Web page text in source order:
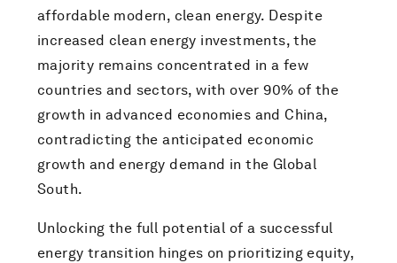
affordable modern, clean energy. Despite
increased clean energy investments, the
majority remains concentrated in a few
countries and sectors, with over 90% of the
growth in advanced economies and China,
contradicting the anticipated economic
growth and energy demand in the Global
South.
Unlocking the full potential of a successful
energy transition hinges on prioritizing equity,